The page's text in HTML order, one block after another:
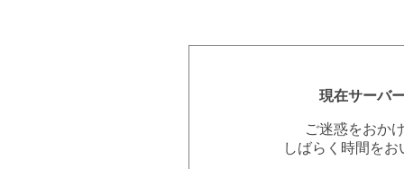
現在サーバ
ご迷惑をおか
しばらく時間を